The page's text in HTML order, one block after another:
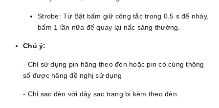
Strobe: Từ Bật bấm giữ công tắc trong 0.5 s để nháy,
bấm 1 lần nữa để quay lại nấc sáng thường.
Chú ý:
- Chỉ sử dụng pin hãng theo đèn hoặc pin có cùng thông
số được hãng đề nghị sử dụng
- Chỉ sạc đèn với dây sạc trang bị kèm theo đèn.